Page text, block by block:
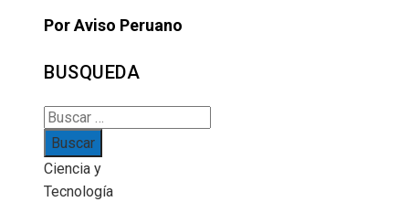
Por Aviso Peruano
BUSQUEDA
Buscar:
Ciencia y
Tecnología